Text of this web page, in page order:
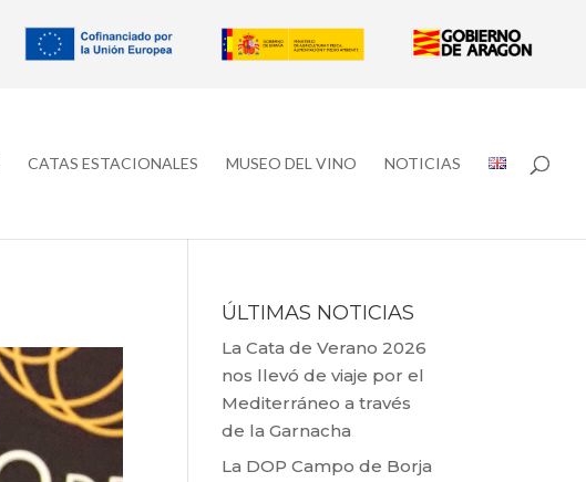
CATAS ESTACIONALES MUSEO DEL VINO NOTICIAS
ÚLTIMAS NOTICIAS
La Cata de Verano 2026
nos llevó de viaje por el
Mediterráneo a través
de la Garnacha
La DOP Campo de Borja